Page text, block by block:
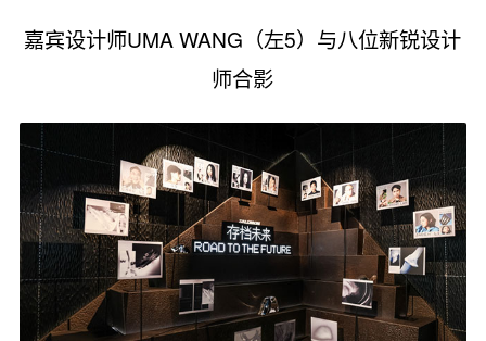
嘉宾设计师UMA WANG（左5）与八位新锐设计
师合影